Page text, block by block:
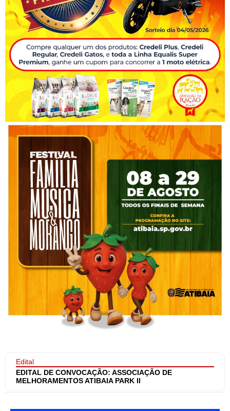
Edital
EDITAL DE CONVOCAÇÃO: ASSOCIAÇÃO DE
MELHORAMENTOS ATIBAIA PARK II